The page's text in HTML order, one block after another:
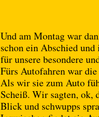
Und am Montag war
schon ein Abschied
für unsere besondere
Fürs Autofahren war
Als wir sie zum Auto
Scheiß. Wir sagten,
Blick und schwupps